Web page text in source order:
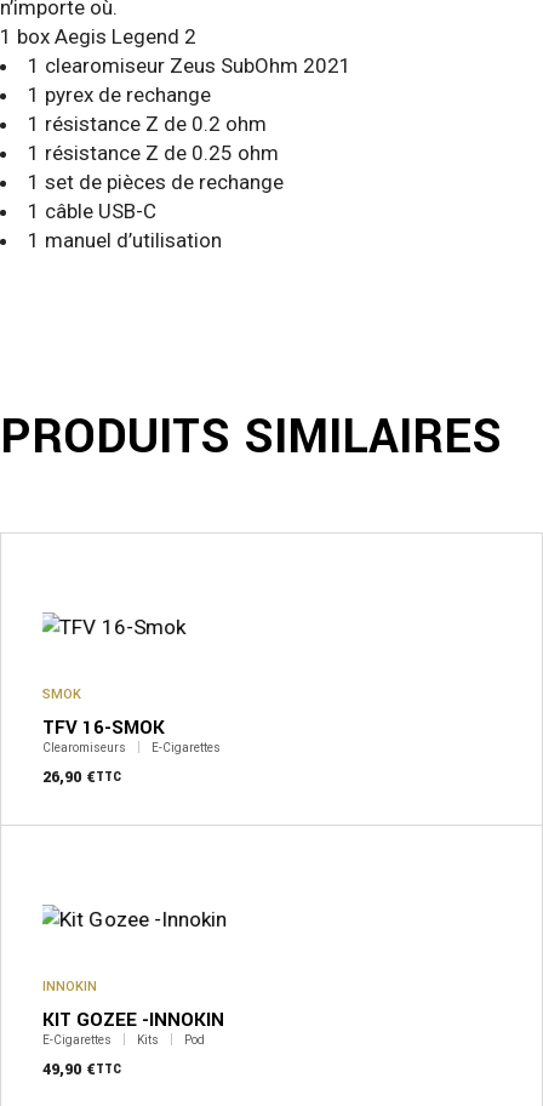
n’importe où.
1 box Aegis Legend 2
1 clearomiseur Zeus SubOhm 2021
1 pyrex de rechange
1 résistance Z de 0.2 ohm
1 résistance Z de 0.25 ohm
1 set de pièces de rechange
1 câble USB-C
1 manuel d’utilisation
PRODUITS SIMILAIRES
SMOK
TFV 16-SMOK
Clearomiseurs E-Cigarettes
26,90 €TTC
INNOKIN
KIT GOZEE -INNOKIN
E-Cigarettes Kits Pod
49,90 €TTC